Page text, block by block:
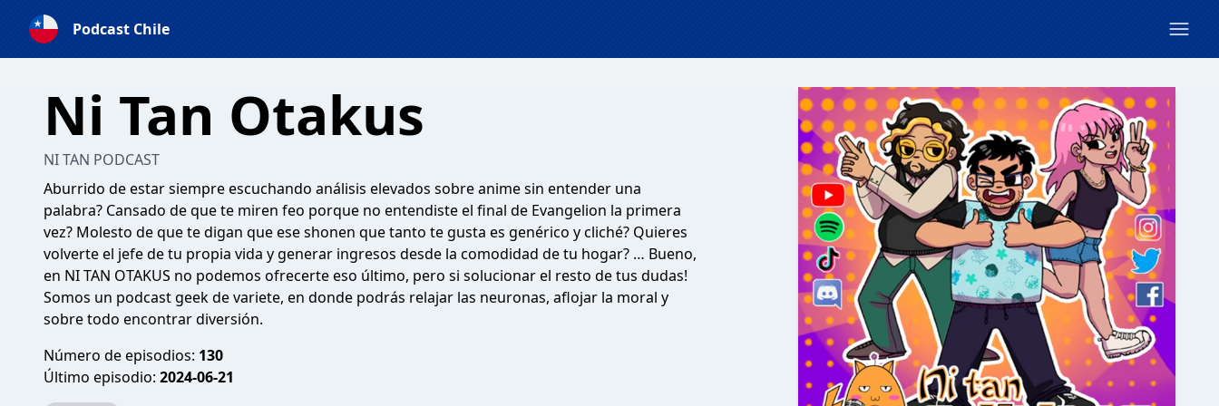
Podcast Chile
Ni Tan Otakus
NI TAN PODCAST
Aburrido de estar siempre escuchando análisis elevados sobre anime sin entender una
palabra? Cansado de que te miren feo porque no entendiste el final de Evangelion la primera
vez? Molesto de que te digan que ese shonen que tanto te gusta es genérico y cliché? Quieres
volverte el jefe de tu propia vida y generar ingresos desde la comodidad de tu hogar? … Bueno,
en NI TAN OTAKUS no podemos ofrecerte eso último, pero si solucionar el resto de tus dudas!
Somos un podcast geek de variete, en donde podrás relajar las neuronas, aflojar la moral y
sobre todo encontrar diversión.
Número de episodios: 130
Último episodio: 2024-06-21